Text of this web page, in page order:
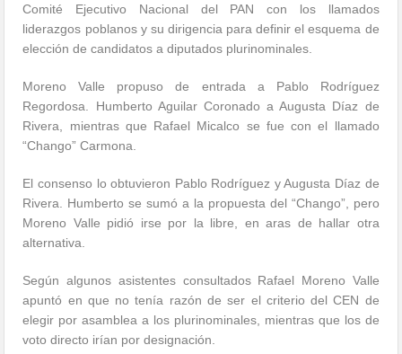
Comité Ejecutivo Nacional del PAN con los llamados
liderazgos poblanos y su dirigencia para definir el esquema de
elección de candidatos a diputados plurinominales.
Moreno Valle propuso de entrada a Pablo Rodríguez
Regordosa. Humberto Aguilar Coronado a Augusta Díaz de
Rivera, mientras que Rafael Micalco se fue con el llamado
“Chango” Carmona.
El consenso lo obtuvieron Pablo Rodríguez y Augusta Díaz de
Rivera. Humberto se sumó a la propuesta del “Chango”, pero
Moreno Valle pidió irse por la libre, en aras de hallar otra
alternativa.
Según algunos asistentes consultados Rafael Moreno Valle
apuntó en que no tenía razón de ser el criterio del CEN de
elegir por asamblea a los plurinominales, mientras que los de
voto directo irían por designación.